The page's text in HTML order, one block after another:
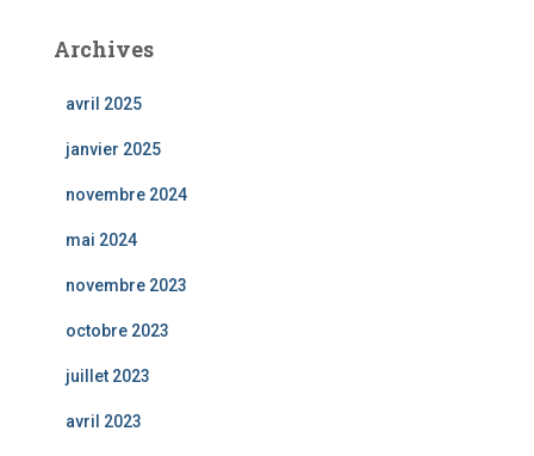
Archives
avril 2025
janvier 2025
novembre 2024
mai 2024
novembre 2023
octobre 2023
juillet 2023
avril 2023